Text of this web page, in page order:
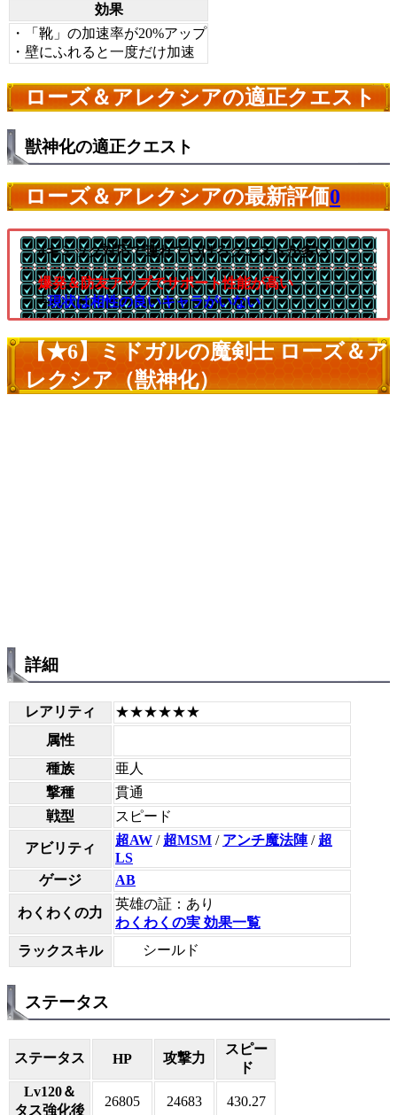
効果
・「靴」の加速率が20%アップ
・壁にふれると一度だけ加速
ローズ＆アレクシアの適正クエスト
獣神化の適正クエスト
ローズ＆アレクシアの最新評価0
4ギミック対応で連れていけるクエストが多い
爆発＆防友アップでサポート性能が高い
└現状は相性の良いキャラがいない
【★6】ミドガルの魔剣士 ローズ＆ア
レクシア（獣神化）
詳細
レアリティ
★★★★★★
属性
種族
亜人
撃種
貫通
戦型
スピード
アビリティ
超AW / 超MSM / アンチ魔法陣/ 超
LS
ゲージ
AB
わくわくの力
英雄の証：あり
わくわくの実 効果一覧
ラックスキル
シールド
ステータス
ステータス HP 攻撃力
スピー
ド
Lv120＆
タス強化後
26805 24683 430.27